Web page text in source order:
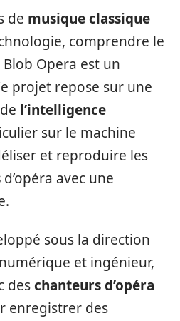
de musique classique
comprendre le
Opera est un
projet repose sur une
l’intelligence
sur le machine
et reproduire les
d’opéra avec une
sous la direction
et ingénieur,
deschanteurs d’opéra
enregistrer des